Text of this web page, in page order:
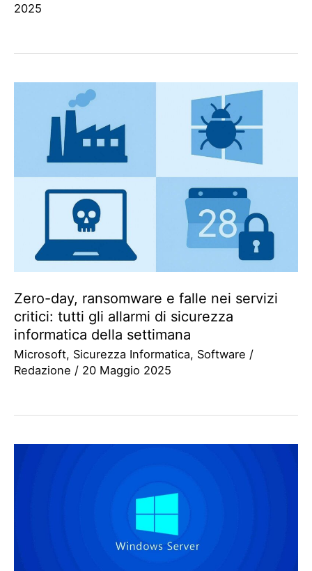
2025
Zero-day, ransomware e falle nei servizi
critici: tutti gli allarmi di sicurezza
informatica della settimana
Microsoft, Sicurezza Informatica, Software /
Redazione / 20 Maggio 2025